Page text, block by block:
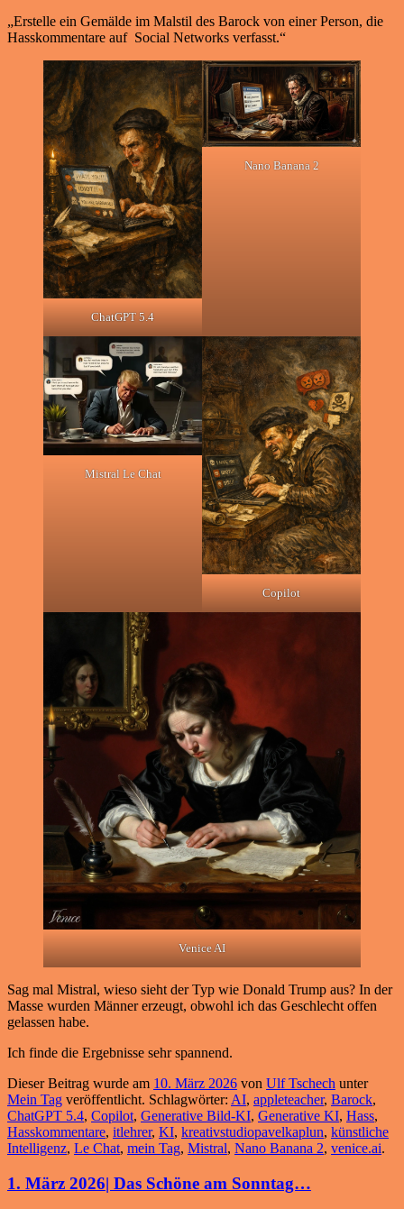
„Erstelle ein Gemälde im Malstil des Barock von einer Person, die
Hasskommentare auf Social Networks verfasst.“
ChatGPT 5.4
Nano Banana 2
Mistral Le Chat
Copilot
Venice AI
Sag mal Mistral, wieso sieht der Typ wie Donald Trump aus? In der
Masse wurden Männer erzeugt, obwohl ich das Geschlecht offen
gelassen habe.
Ich finde die Ergebnisse sehr spannend.
Dieser Beitrag wurde am 10. März 2026 von Ulf Tschech unter
Mein Tag veröffentlicht. Schlagwörter: AI, appleteacher, Barock,
ChatGPT 5.4, Copilot, Generative Bild-KI, Generative KI, Hass,
Hasskommentare, itlehrer, KI, kreativstudiopavelkaplun, künstliche
Intelligenz, Le Chat, mein Tag, Mistral, Nano Banana 2, venice.ai.
1. März 2026| Das Schöne am Sonntag…